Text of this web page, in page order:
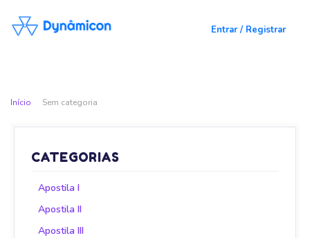
Entrar / Registrar
Início Sem categoria
CATEGORIAS
Apostila I
Apostila II
Apostila III